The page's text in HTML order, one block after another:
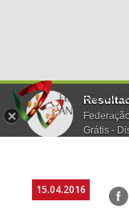
Grátis -
15.04.2016